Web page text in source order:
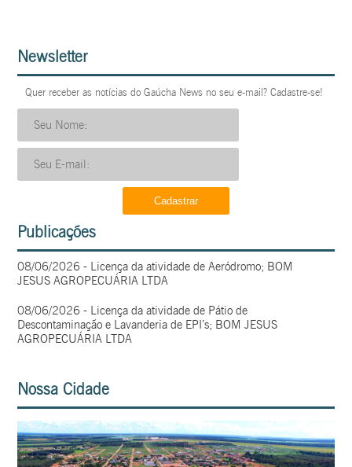
Newsletter
Quer receber as notícias do Gaúcha News no seu e-mail? Cadastre-se!
Publicações
08/06/2026 - Licença da atividade de Aeródromo; BOM
JESUS AGROPECUÁRIA LTDA
08/06/2026 - Licença da atividade de Pátio de
Descontaminação e Lavanderia de EPI’s; BOM JESUS
AGROPECUÁRIA LTDA
Nossa Cidade